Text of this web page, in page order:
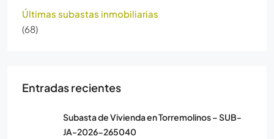
Últimas subastas inmobiliarias
(68)
Entradas recientes
Subasta de Vivienda en Torremolinos – SUB-
JA-2026-265040